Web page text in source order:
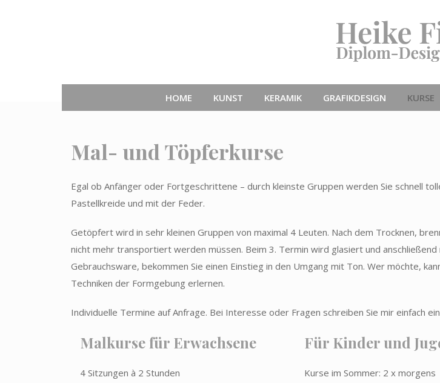
HOME KUNST KERAMIK GRAFIKDESIGN KURSE
Mal- und Töpferkurse
Egal ob Anfänger oder Fortgeschrittene – durch kleinste Gruppen werden Sie schnell
Pastellkreide und mit der Feder.
Getöpfert wird in sehr kleinen Gruppen von maximal 4 Leuten. Nach dem Trocknen,
nicht mehr transportiert werden müssen. Beim 3. Termin wird glasiert und
Gebrauchsware, bekommen Sie einen Einstieg in den Umgang mit Ton. Wer möchte,
Techniken der Formgebung erlernen.
Individuelle Termine auf Anfrage. Bei Interesse oder Fragen schreiben Sie mir einfach
Malkurse für Erwachsene
4 Sitzungen à 2 Stunden
Für Kinder und
Kurse im Sommer: 2 x morgens